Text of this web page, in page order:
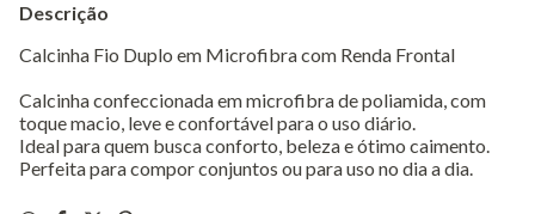
Descrição
Calcinha Fio Duplo em Microfibra com Renda Frontal
Calcinha confeccionada em microfibra de poliamida, com
toque macio, leve e confortável para o uso diário.
Ideal para quem busca conforto, beleza e ótimo caimento.
Perfeita para compor conjuntos ou para uso no dia a dia.